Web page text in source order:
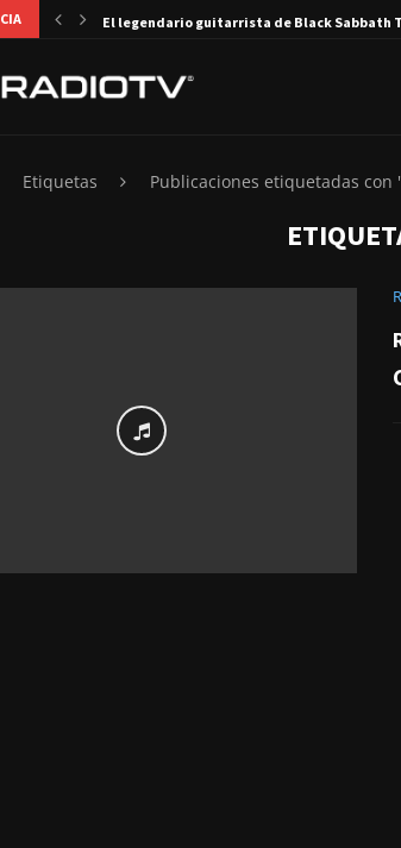
El legendario guitarrista de Black Sabbath
Etiquetas Publicaciones etiquetadas con